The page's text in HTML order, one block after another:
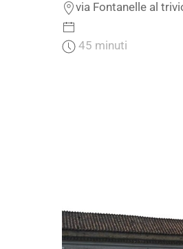
via Fontanelle al
45 minuti